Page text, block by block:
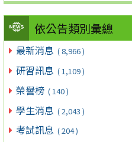
依公告類別彙總
最新消息 ( 8,966 )
研習訊息 ( 1,109 )
榮譽榜 ( 140 )
學生消息 ( 2,043 )
考試訊息 ( 204 )